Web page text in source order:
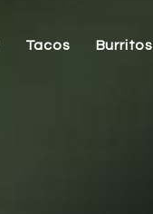
Tacos Burritos